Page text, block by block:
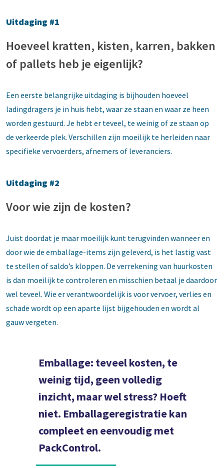
Uitdaging #1
Hoeveel kratten, kisten, karren, bakken
of pallets heb je eigenlijk?
Een eerste belangrijke uitdaging is bijhouden hoeveel
ladingdragers je in huis hebt, waar ze staan en waar ze heen
worden gestuurd. Je hebt er teveel, te weinig of ze staan op
de verkeerde plek. Verschillen zijn moeilijk te herleiden naar
specifieke vervoerders, afnemers of leveranciers.
Uitdaging #2
Voor wie zijn de kosten?
Juist doordat je maar moeilijk kunt terugvinden wanneer en
door wie de emballage-items zijn geleverd, is het lastig vast
te stellen of saldo’s kloppen. De verrekening van huurkosten
is dan moeilijk te controleren en misschien betaal je daardoor
wel teveel. Wie er verantwoordelijk is voor vervoer, verlies en
schade wordt op een aparte lijst bijgehouden en wordt al
gauw vergeten.
Emballage: teveel kosten, te
weinig tijd, geen volledig
inzicht, maar wel stress? Hoeft
niet. Emballageregistratie kan
compleet en eenvoudig met
PackControl.